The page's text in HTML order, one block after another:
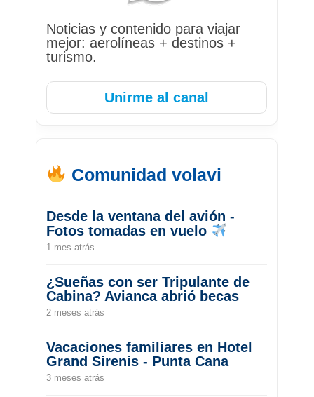
Noticias y contenido para viajar
mejor: aerolíneas + destinos +
turismo.
Unirme al canal
Comunidad volavi
Desde la ventana del avión -
Fotos tomadas en vuelo
1 mes atrás
¿Sueñas con ser Tripulante de
Cabina? Avianca abrió becas
2 meses atrás
Vacaciones familiares en Hotel
Grand Sirenis - Punta Cana
3 meses atrás